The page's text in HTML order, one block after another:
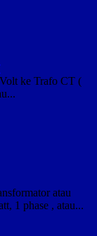
ke Trafo CT (
atau
1 phase , atau...